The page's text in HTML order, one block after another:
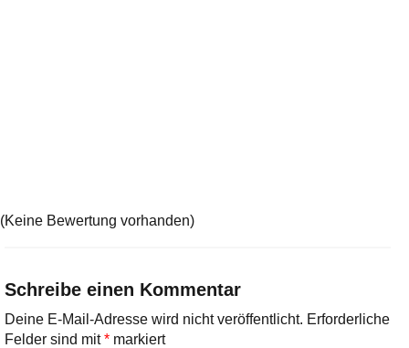
(Keine Bewertung vorhanden)
Schreibe einen Kommentar
Deine E-Mail-Adresse wird nicht veröffentlicht. Erforderliche
Felder sind mit*markiert